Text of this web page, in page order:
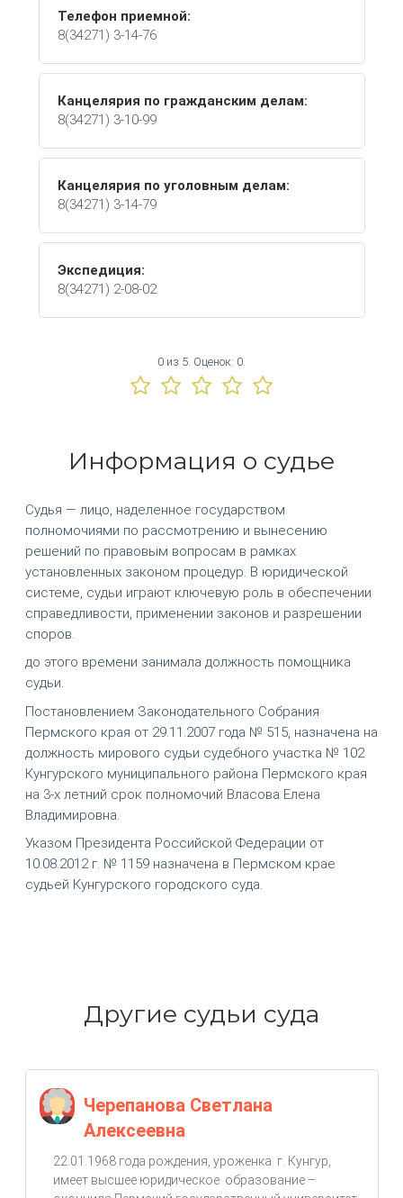
Телефон приемной:
8(34271) 3-14-76
Канцелярия по гражданским делам:
8(34271) 3-10-99
Канцелярия по уголовным делам:
8(34271) 3-14-79
Экспедиция:
8(34271) 2-08-02
0 из 5. Оценок: 0
Информация о судье
Судья — лицо, наделенное государством
полномочиями по рассмотрению и вынесению
решений по правовым вопросам в рамках
установленных законом процедур. В юридической
системе, судьи играют ключевую роль в обеспечении
справедливости, применении законов и разрешении
споров.
до этого времени занимала должность помощника
судьи.
Постановлением Законодательного Собрания
Пермского края от 29.11.2007 года № 515, назначена на
должность мирового судьи судебного участка № 102
Кунгурского муниципального района Пермского края
на 3-х летний срок полномочий Власова Елена
Владимировна.
Указом Президента Российской Федерации от
10.08.2012 г. № 1159 назначена в Пермском крае
судьей Кунгурского городского суда.
Другие судьи суда
Черепанова Светлана
Алексеевна
22.01.1968 года рождения, уроженка г. Кунгур,
имеет высшее юридическое образование –